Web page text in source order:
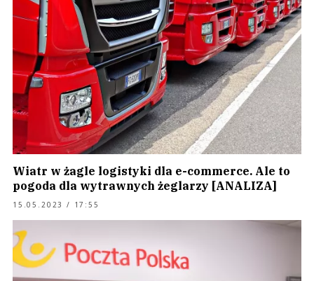
Wiatr w żagle logistyki dla e-commerce. Ale to
pogoda dla wytrawnych żeglarzy [ANALIZA]
15.05.2023 / 17:55